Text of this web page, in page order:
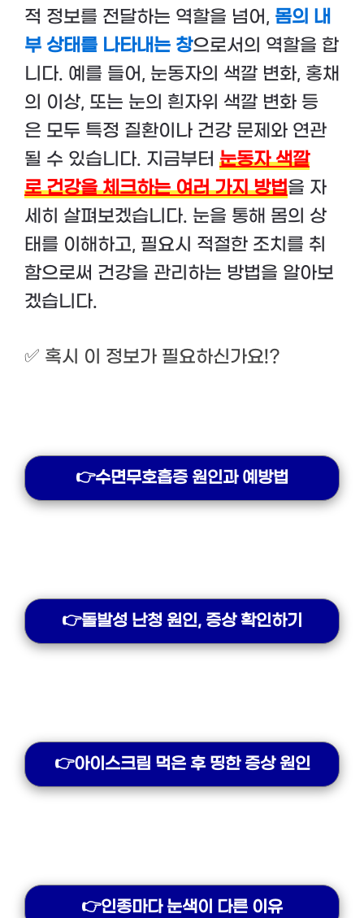
적 정보를 전달하는 역할을 넘어, 몸의 내
부 상태를 나타내는 창으로서의 역할을 합
니다. 예를 들어, 눈동자의 색깔 변화, 홍채
의 이상, 또는 눈의 흰자위 색깔 변화 등
은 모두 특정 질환이나 건강 문제와 연관
될 수 있습니다. 지금부터 눈동자 색깔
로 건강을 체크하는 여러 가지 방법을 자
세히 살펴보겠습니다. 눈을 통해 몸의 상
태를 이해하고, 필요시 적절한 조치를 취
함으로써 건강을 관리하는 방법을 알아보
겠습니다.
✅ 혹시 이 정보가 필요하신가요!?
👉수면무호흡증 원인과 예방법
👉돌발성 난청 원인, 증상 확인하기
👉아이스크림 먹은 후 띵한 증상 원인
👉인종마다 눈색이 다른 이유